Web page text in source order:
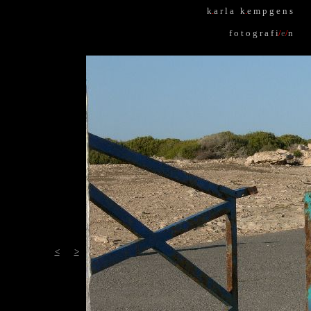
k.a r l a k.e m p g e n s
f o t o g r a f i/e/n
< >